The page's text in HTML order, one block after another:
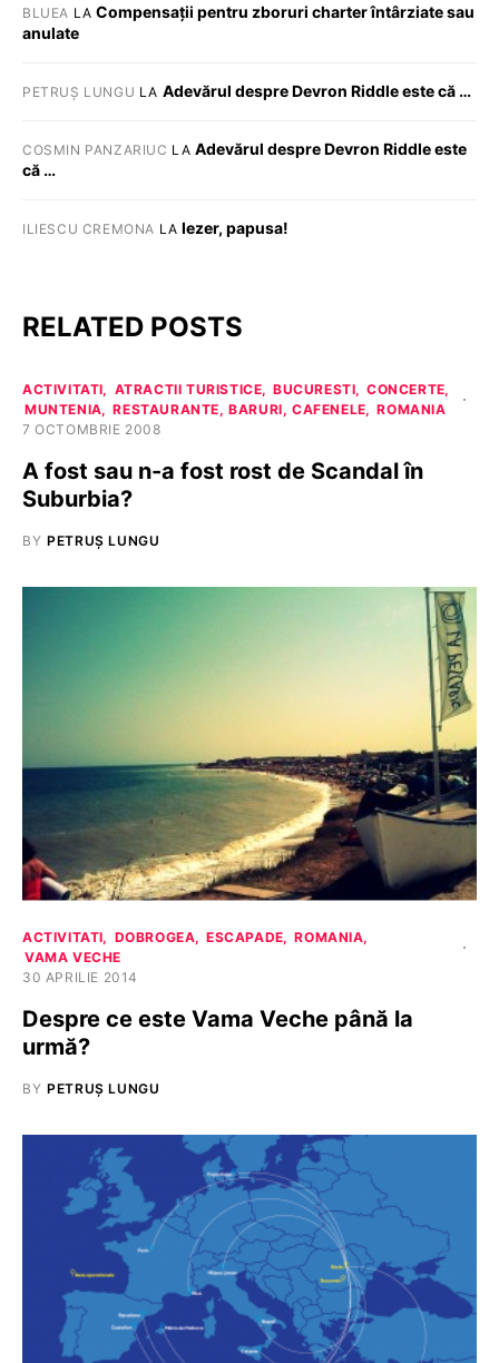
BLUEA LACompensații pentru zboruri charter întârziate sau
anulate
PETRUȘ LUNGU LA Adevărul despre Devron Riddle este că …
COSMIN PANZARIUC LA Adevărul despre Devron Riddle este
că …
ILIESCU CREMONA LA Iezer, papusa!
RELATED POSTS
ACTIVITATI ATRACTII TURISTICE BUCURESTI
CONCERTE
MUNTENIA
RESTAURANTE, BARURI, CAFENELE
ROMANIA
7 OCTOMBRIE 2008
A fost sau n-a fost rost de Scandal în
Suburbia?
BY PETRUȘ LUNGU
ACTIVITATI DOBROGEA ESCAPADE
ROMANIA
VAMA VECHE
30 APRILIE 2014
Despre ce este Vama Veche până la
urmă?
BY PETRUȘ LUNGU